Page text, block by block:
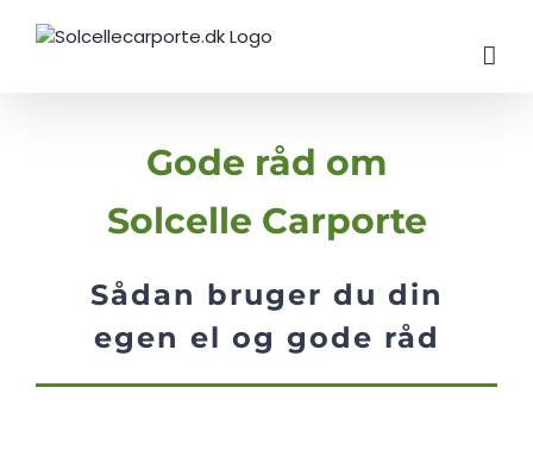
Gode råd om
Solcelle Carporte
Sådan bruger du din
egen el og gode råd